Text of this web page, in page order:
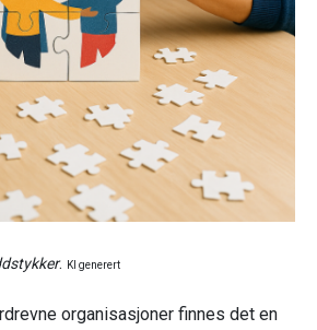
. KI generert
organisasjoner finnes det en